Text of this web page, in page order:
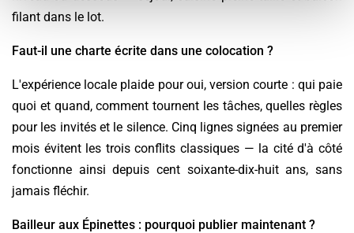
filant dans le lot.
Faut-il une charte écrite dans une colocation ?
L'expérience locale plaide pour oui, version courte : qui paie
quoi et quand, comment tournent les tâches, quelles règles
pour les invités et le silence. Cinq lignes signées au premier
mois évitent les trois conflits classiques — la cité d'à côté
fonctionne ainsi depuis cent soixante-dix-huit ans, sans
jamais fléchir.
Bailleur aux Épinettes : pourquoi publier maintenant ?